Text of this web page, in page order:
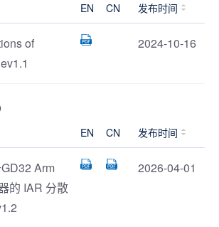
EN CN 发布时间
of
2024-10-16
EN CN 发布时间
Arm
的 IAR 分散
2026-04-01